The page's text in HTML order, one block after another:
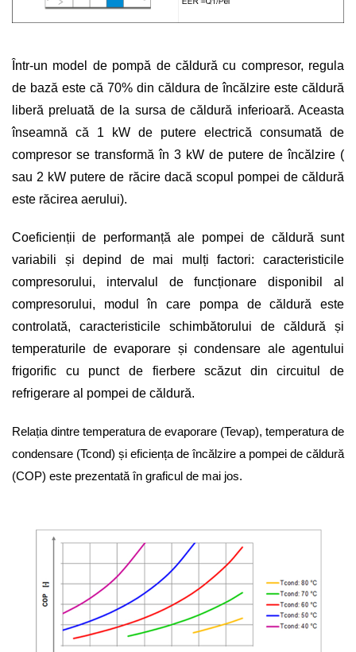
Într-un model de pompă de căldură cu compresor, regula
de bază este că 70% din căldura de încălzire este căldură
liberă preluată de la sursa de căldură inferioară. Aceasta
înseamnă că 1 kW de putere electrică consumată de
compresor se transformă în 3 kW de putere de încălzire (
sau 2 kW putere de răcire dacă scopul pompei de căldură
este răcirea aerului).
Coeficienții de performanță ale pompei de căldură sunt
variabili și depind de mai mulți factori: caracteristicile
compresorului, intervalul de funcționare disponibil al
compresorului, modul în care pompa de căldură este
controlată, caracteristicile schimbătorului de căldură și
temperaturile de evaporare și condensare ale agentului
frigorific cu punct de fierbere scăzut din circuitul de
refrigerare al pompei de căldură.
Relația dintre temperatura de evaporare (Tevap), temperatura de
condensare (Tcond) și eficiența de încălzire a pompei de căldură
(COP) este prezentată în graficul de mai jos.